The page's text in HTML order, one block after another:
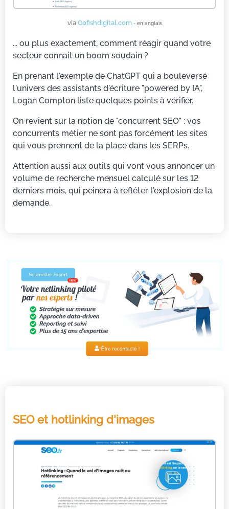
via Gofishdigital.com - en anglais
... ou plus exactement, comment réagir quand votre
secteur connait un boom soudain ?
En prenant l'exemple de ChatGPT qui a bouleversé
l'univers des assistants d'écriture "powered by IA",
Logan Compton liste quelques points à vérifier.
On revient sur la notion de "concurrent SEO" : vos
concurrents métier ne sont pas forcément les sites
qui vous prennent de la place dans les SERPs.
Attention aussi aux outils qui vont vous annoncer un
volume de recherche mensuel calculé sur les 12
derniers mois, qui peinera à refléter l'explosion de la
demande.
SEO et hotlinking d'images